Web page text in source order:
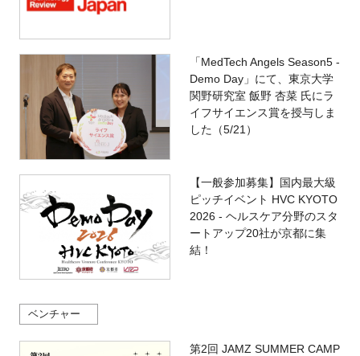
「MedTech Angels Season5 -
Demo Day」にて、東京大学
関野研究室 飯野 杏菜 氏にラ
イフサイエンス賞を授与しま
した（5/21）
【一般参加募集】国内最大級
ピッチイベント HVC KYOTO
2026 - ヘルスケア分野のスタ
ートアップ20社が京都に集
結！
ベンチャー
第2回 JAMZ SUMMER CAMP